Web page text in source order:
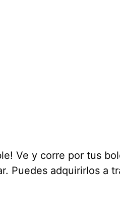
Ve y corre por tus
Puedes adquirirlos a